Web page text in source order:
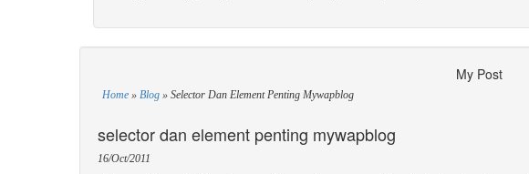
My Post
Home » Blog » Selector Dan Element Penting Mywapblog
selector dan element penting mywapblog
16/Oct/2011